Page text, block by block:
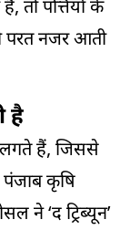
तो पत्तियों के
नजर आती
है
हैं, जिससे
कृषि
ने ‘द ट्रिब्यून’